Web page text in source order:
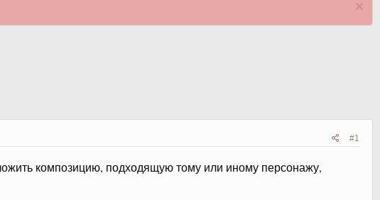
#1
композицию, подходящую тому или иному персонажу,